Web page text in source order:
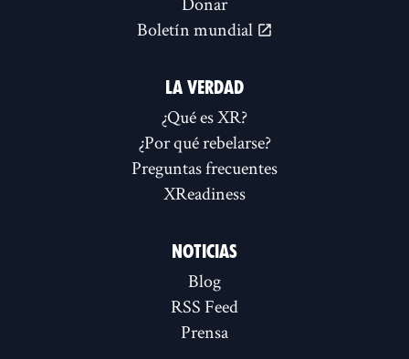
Boletín mundial
LA VERDAD
¿Qué es XR?
¿Por qué rebelarse?
Preguntas frecuentes
XReadiness
NOTICIAS
Blog
RSS Feed
Prensa